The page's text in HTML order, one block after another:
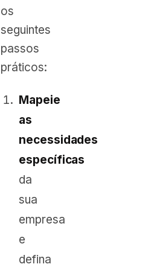
os
seguintes
passos
práticos:
Mapeie
as
necessidades
específicas
da
sua
empresa
e
defina